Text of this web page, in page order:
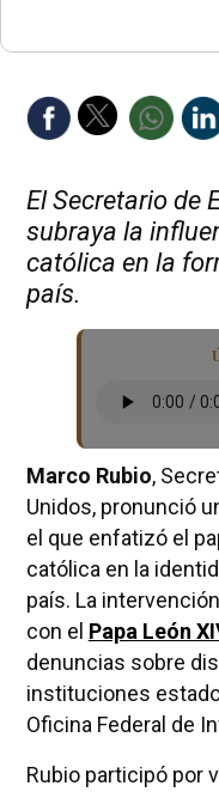
El Secretario de
subraya la
católica en la
país.
Marco Rubio,
Unidos, pronunció
el que enfatizó el
católica en la
país. La
con el Papa León
denuncias sobre
instituciones
Oficina Federal de
Rubio participó por